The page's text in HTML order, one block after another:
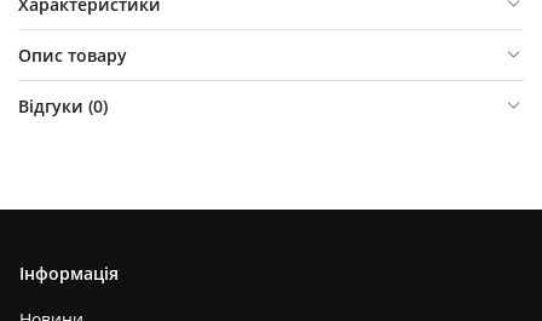
Опис товару
Відгуки (0)
Інформація